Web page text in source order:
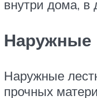
внутри дома, в
Наружные
Наружные
прочных